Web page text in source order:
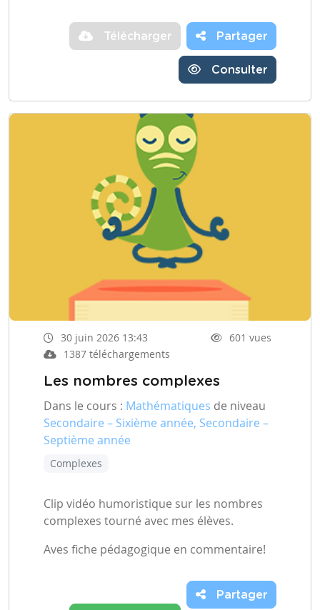
Télécharger Partager
Consulter
30 juin 2026 13:43
601 vues
1387 téléchargements
Les nombres complexes
Dans le cours : Mathématiques de niveau
Secondaire – Sixième année, Secondaire –
Septième année
Complexes
Clip vidéo humoristique sur les nombres
complexes tourné avec mes élèves.
Aves fiche pédagogique en commentaire!
Partager